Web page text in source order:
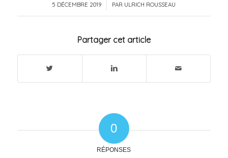
5 DÉCEMBRE 2019
/ PAR ULRICH ROUSSEAU
Partager cet article
0
RÉPONSES